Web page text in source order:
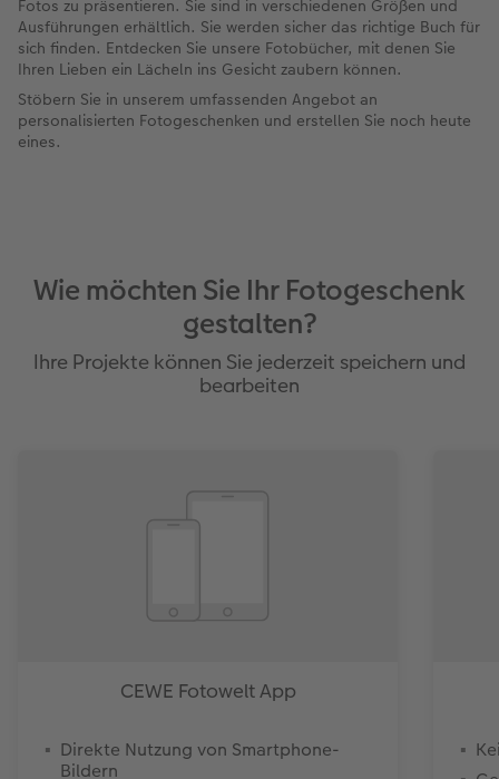
Fotos zu präsentieren. Sie sind in verschiedenen Größen und
Ausführungen erhältlich. Sie werden sicher das richtige Buch für
sich finden. Entdecken Sie unsere Fotobücher, mit denen Sie
Ihren Lieben ein Lächeln ins Gesicht zaubern können.
Stöbern Sie in unserem umfassenden Angebot an
personalisierten Fotogeschenken und erstellen Sie noch heute
eines.
Wie möchten Sie Ihr Fotogeschenk
gestalten?
Ihre Projekte können Sie jederzeit speichern und
bearbeiten
CEWE Fotowelt App
Direkte Nutzung von Smartphone-
Bildern